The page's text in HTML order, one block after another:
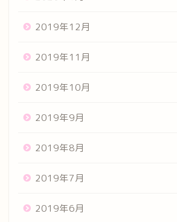
2019年12月
2019年11月
2019年10月
2019年9月
2019年8月
2019年7月
2019年6月